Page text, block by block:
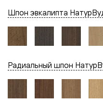
Шпон эвкалипта
Радиальный шпон